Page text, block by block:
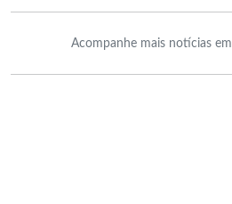
Acompanhe mais notícias em